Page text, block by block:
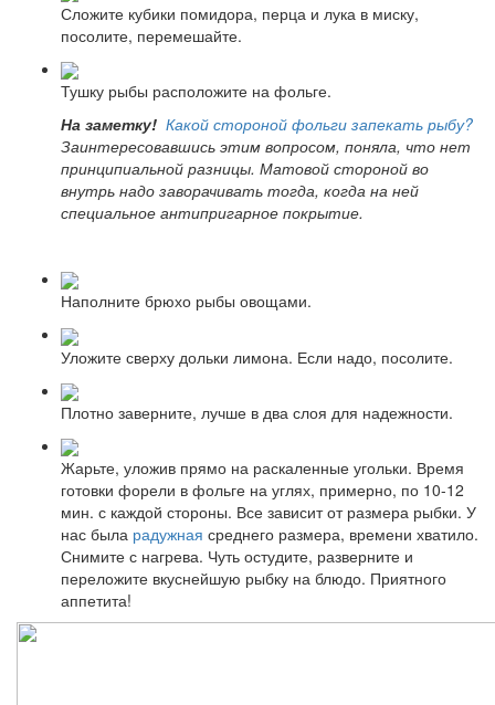
Сложите кубики помидора, перца и лука в миску,
посолите, перемешайте.
Тушку рыбы расположите на фольге.
На заметку! Какой стороной фольги запекать рыбу?
Заинтересовавшись этим вопросом, поняла, что нет
принципиальной разницы. Матовой стороной во
внутрь надо заворачивать тогда, когда на ней
специальное антипригарное покрытие.
Наполните брюхо рыбы овощами.
Уложите сверху дольки лимона. Если надо, посолите.
Плотно заверните, лучше в два слоя для надежности.
Жарьте, уложив прямо на раскаленные угольки. Время
готовки форели в фольге на углях, примерно, по 10-12
мин. с каждой стороны. Все зависит от размера рыбки. У
нас была радужная среднего размера, времени хватило.
Снимите с нагрева. Чуть остудите, разверните и
переложите вкуснейшую рыбку на блюдо. Приятного
аппетита!